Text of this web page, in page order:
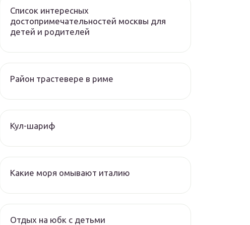
Список интересных
достопримечательностей москвы для
детей и родителей
Район трастевере в риме
Кул-шариф
Какие моря омывают италию
Отдых на юбк с детьми